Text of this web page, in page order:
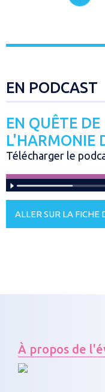
EN PODCAST
EN QUÊTE DE
L'HARMONIE
Télécharger le
ALLER SUR LA FICHE
À propos de